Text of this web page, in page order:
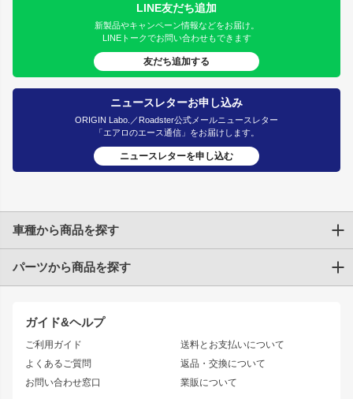
LINE友だち追加
新製品やキャンペーン情報などをお届け。
LINEトークでお問い合わせもできます
友だち追加する
ニュースレターお申し込み
ORIGIN Labo.／Roadster公式メールニュースレター
「エアロのエース通信」をお届けします。
ニュースレターを申し込む
ガイド&ヘルプ
ご利用ガイド
よくあるご質問
お問い合わせ窓口
送料とお支払いについて
返品・交換について
業販について
車種から商品を探す
トヨタ
JZX90 CHASER
JZX110 MARK II
JZX100 MARK II
JZX90 MARK II
アリスト
ソアラ
アルテッツァ
パーツから商品を探す
エアロシリーズ
ドリフトライン
風神
雷神
レーシングライン
アタックライン
ストリームライン